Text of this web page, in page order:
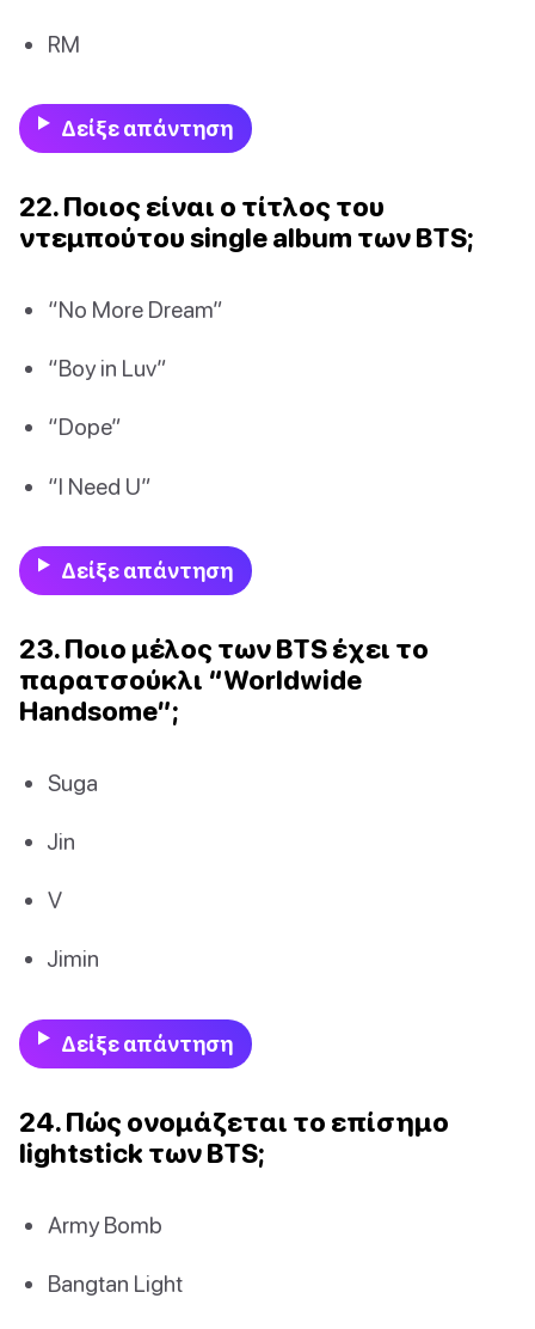
RM
Δείξε απάντηση
22. Ποιος είναι ο τίτλος του
ντεμπούτου single album των BTS;
“No More Dream”
“Boy in Luv”
“Dope”
“I Need U”
Δείξε απάντηση
23. Ποιο μέλος των BTS έχει το
παρατσούκλι “Worldwide
Handsome”;
Suga
Jin
V
Jimin
Δείξε απάντηση
24. Πώς ονομάζεται το επίσημο
lightstick των BTS;
Army Bomb
Bangtan Light